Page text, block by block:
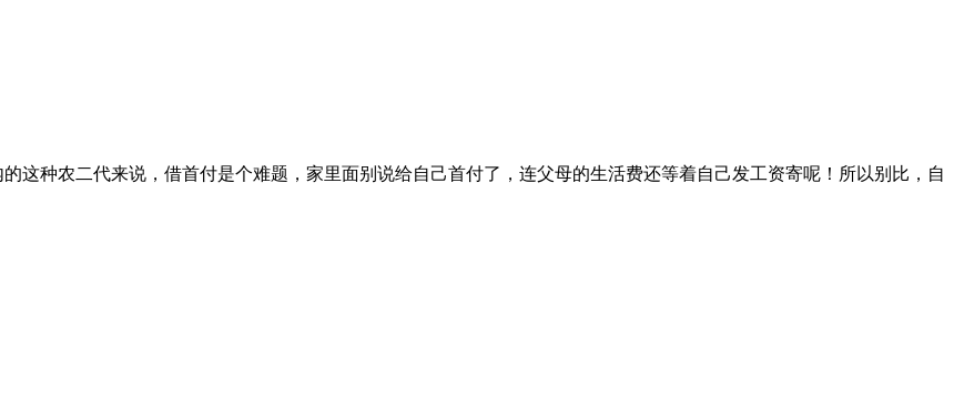
这种农二代来说，借首付是个难题，家里面别说给自己首付了，连父母的生活费还等着自己发工资寄呢！所以别比，自